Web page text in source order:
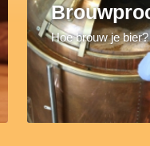
Hoe brouw je bier?